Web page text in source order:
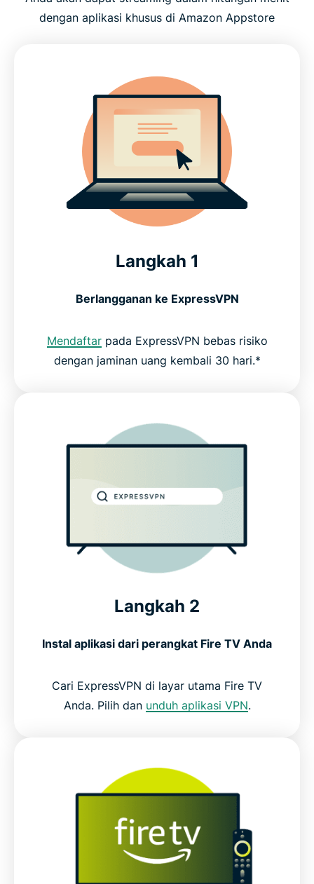
dengan aplikasi khusus di Amazon Appstore
Langkah 1
Berlangganan ke ExpressVPN
Mendaftarpada ExpressVPN bebas risiko
dengan jaminan uang kembali 30 hari.*
Langkah 2
Instal aplikasi dari perangkat Fire TV Anda
Cari ExpressVPN di layar utama Fire TV
Anda. Pilih dan unduh aplikasi VPN.